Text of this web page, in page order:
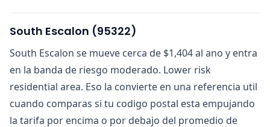
South Escalon (95322)
South Escalon se mueve cerca de $1,404 al ano y entra
en la banda de riesgo moderado. Lower risk
residential area. Eso la convierte en una referencia util
cuando comparas si tu codigo postal esta empujando
la tarifa por encima o por debajo del promedio de